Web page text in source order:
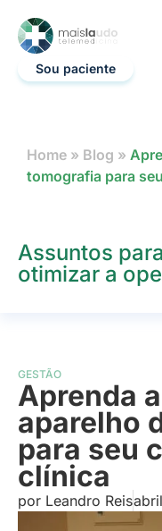
Sou paciente
Home » Blog »
tomografia para
Assuntos
otimizar a
GESTÃO
Aprenda
aparelho
para seu
clínica
por Leandro Reis